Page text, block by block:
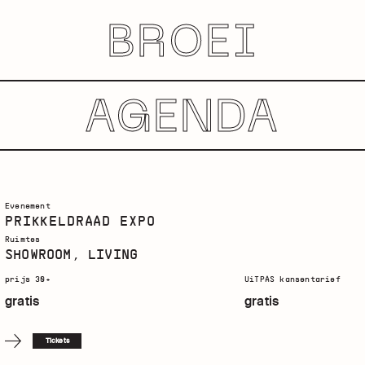
BROEI
AGENDA
Evenement
PRIKKELDRAAD EXPO
Ruimtes
SHOWROOM, LIVING
prijs 30+
gratis
UiTPAS kansentarief
gratis
Tickets